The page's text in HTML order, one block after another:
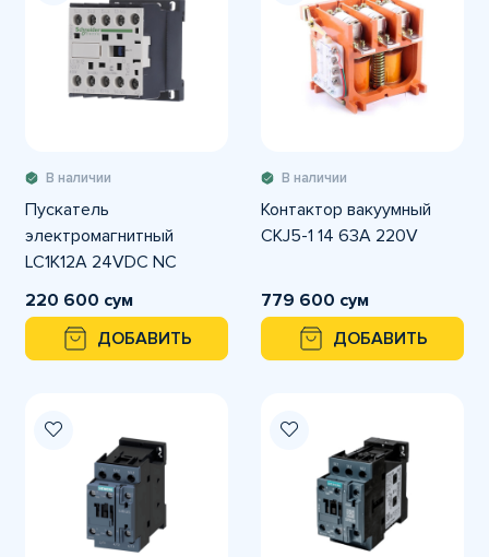
В наличии
Пускатель
электромагнитный
LC1K12A 24VDC NC
220 600 сум
ДОБАВИТЬ
В наличии
Контактор вакуумный
CKJ5-1 14 63A 220V
779 600 сум
ДОБАВИТЬ